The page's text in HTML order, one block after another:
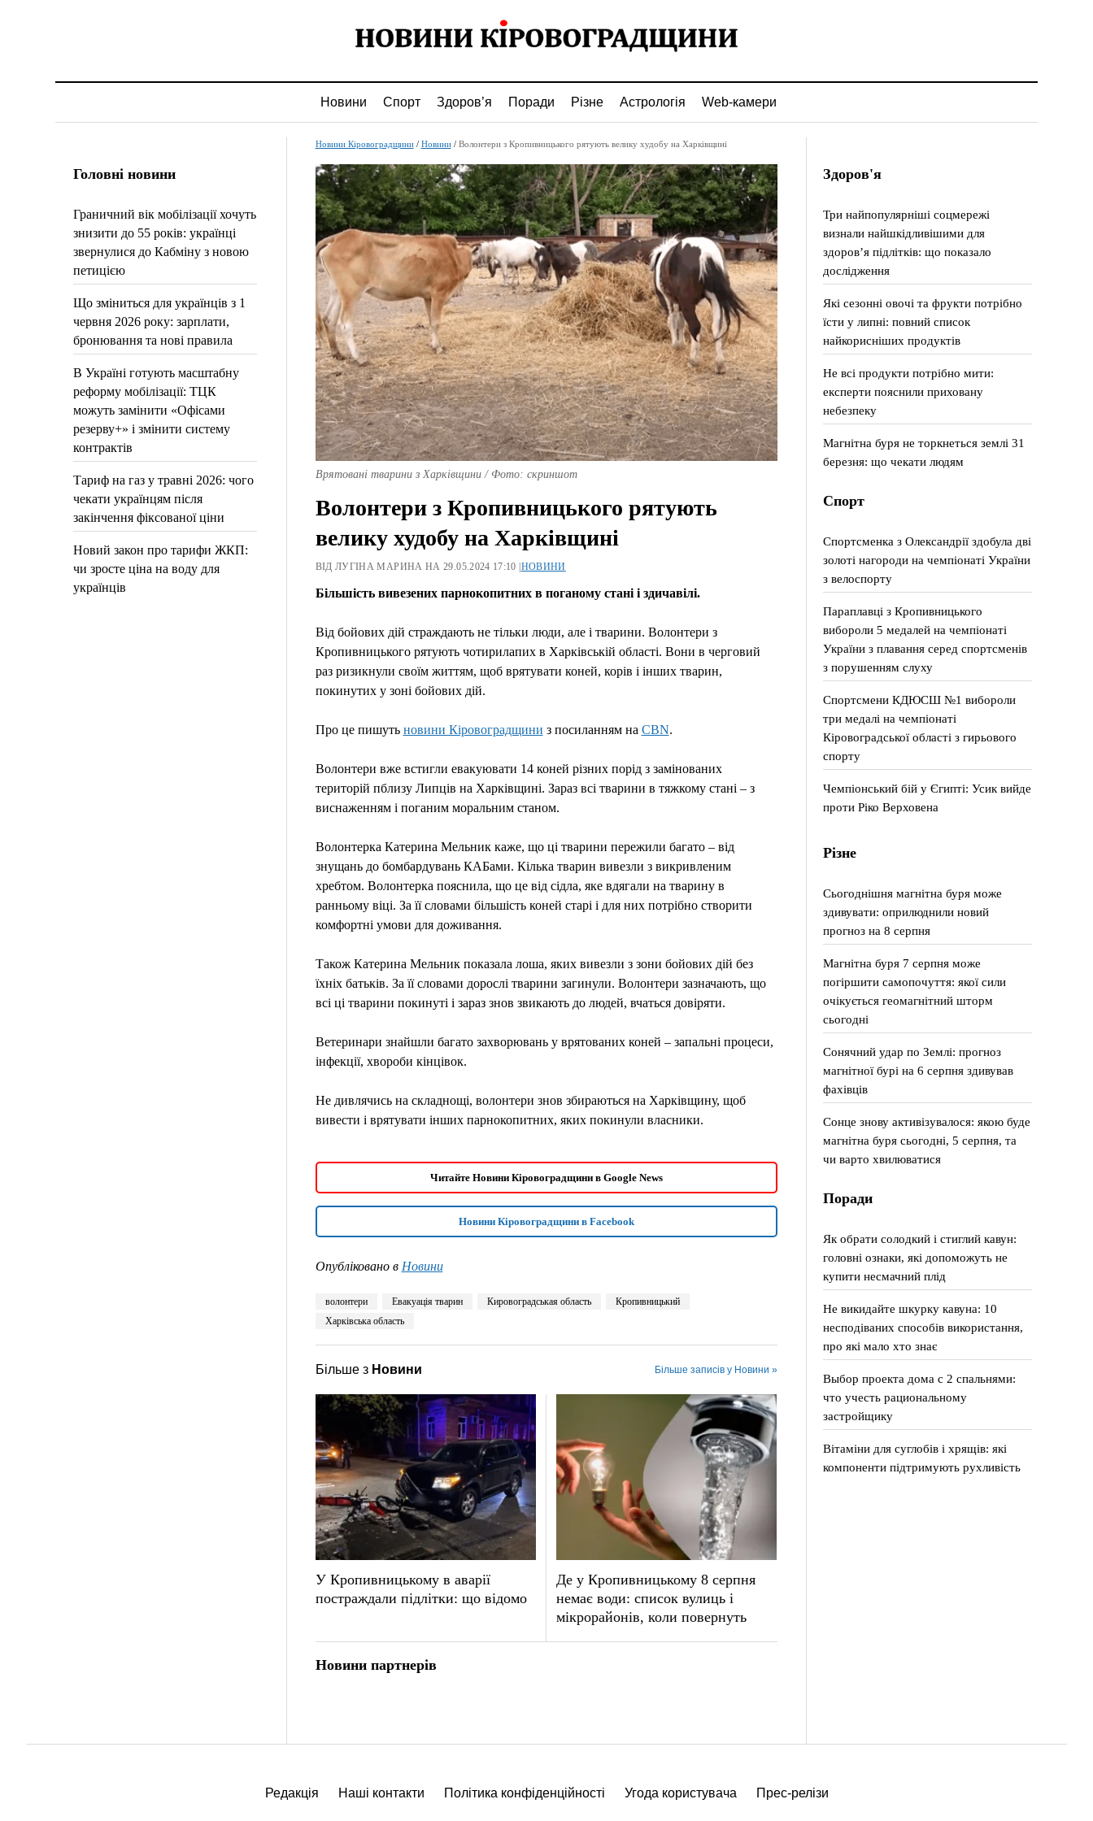
Новини Спорт Здоров’я Поради Різне Астрологія Web-камери
Головні новини
Граничний вік мобілізації хочуть
знизити до 55 років: українці
звернулися до Кабміну з новою
петицією
Що зміниться для українців з 1
червня 2026 року: зарплати,
бронювання та нові правила
В Україні готують масштабну
реформу мобілізації: ТЦК
можуть замінити «Офісами
резерву+» і змінити систему
контрактів
Тариф на газ у травні 2026: чого
чекати українцям після
закінчення фіксованої ціни
Новий закон про тарифи ЖКП:
чи зросте ціна на воду для
українців
Новини Кіровоградщини/ Новини/ Волонтери з Кропивницького рятують велику худобу на Харківщині
Врятовані тварини з Харківщини / Фото: скриншот
Волонтери з Кропивницького рятують
велику худобу на Харківщині
ВІД ЛУГІНА МАРИНА НА 29.05.2024 17:10 | НОВИНИ
Більшість вивезених парнокопитних в поганому стані і здичавілі.
Від бойових дій страждають не тільки люди, але і тварини. Волонтери з
Кропивницького рятують чотирилапих в Харківській області. Вони в черговий
раз ризикнули своїм життям, щоб врятувати коней, корів і інших тварин,
покинутих у зоні бойових дій.
Про це пишуть новини Кіровоградщини з посиланням на CBN.
Волонтери вже встигли евакуювати 14 коней різних порід з замінованих
територій пблизу Липців на Харківщині. Зараз всі тварини в тяжкому стані – з
виснаженням і поганим моральним станом.
Волонтерка Катерина Мельник каже, що ці тварини пережили багато – від
знущань до бомбардувань КАБами. Кілька тварин вивезли з викривленим
хребтом. Волонтерка пояснила, що це від сідла, яке вдягали на тварину в
ранньому віці. За її словами більшість коней старі і для них потрібно створити
комфортні умови для доживання.
Також Катерина Мельник показала лоша, яких вивезли з зони бойових дій без
їхніх батьків. За її словами дорослі тварини загинули. Волонтери зазначають, що
всі ці тварини покинуті і зараз знов звикають до людей, вчаться довіряти.
Ветеринари знайшли багато захворювань у врятованих коней – запальні процеси,
інфекції, хвороби кінцівок.
Не дивлячись на складнощі, волонтери знов збираються на Харківщину, щоб
вивести і врятувати інших парнокопитних, яких покинули власники.
Читайте Новини Кіровоградщини в Google News
Новини Кіровоградщини в Facebook
Опубліковано в Новини
волонтери Евакуація тварин Кировоградськая область
Кропивницький
Харківська область
Більше з Новини Більше записів у Новини »
У Кропивницькому в аварії
постраждали підлітки: що відомо
Де у Кропивницькому 8 серпня
немає води: список вулиць і
мікрорайонів, коли повернуть
Новини партнерів
Здоров'я
Три найпопулярніші соцмережі
визнали найшкідливішими для
здоров’я підлітків: що показало
дослідження
Які сезонні овочі та фрукти потрібно
їсти у липні: повний список
найкорисніших продуктів
Не всі продукти потрібно мити:
експерти пояснили приховану
небезпеку
Магнітна буря не торкнеться землі 31
березня: що чекати людям
Спорт
Спортсменка з Олександрії здобула дві
золоті нагороди на чемпіонаті України
з велоспорту
Параплавці з Кропивницького
вибороли 5 медалей на чемпіонаті
України з плавання серед спортсменів
з порушенням слуху
Спортсмени КДЮСШ №1 вибороли
три медалі на чемпіонаті
Кіровоградської області з гирьового
спорту
Чемпіонський бій у Єгипті: Усик вийде
проти Ріко Верховена
Різне
Сьогоднішня магнітна буря може
здивувати: оприлюднили новий
прогноз на 8 серпня
Магнітна буря 7 серпня може
погіршити самопочуття: якої сили
очікується геомагнітний шторм
сьогодні
Сонячний удар по Землі: прогноз
магнітної бурі на 6 серпня здивував
фахівців
Сонце знову активізувалося: якою буде
магнітна буря сьогодні, 5 серпня, та
чи варто хвилюватися
Поради
Як обрати солодкий і стиглий кавун:
головні ознаки, які допоможуть не
купити несмачний плід
Не викидайте шкурку кавуна: 10
несподіваних способів використання,
про які мало хто знає
Выбор проекта дома с 2 спальнями:
что учесть рациональному
застройщику
Вітаміни для суглобів і хрящів: які
компоненти підтримують рухливість
Редакція Наші контакти Політика конфіденційності Угода користувача Прес-релізи